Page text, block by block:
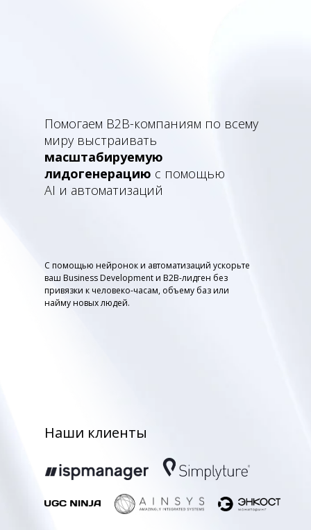
Помогаем B2B-компаниям по всему
миру выстраивать
масштабируемую
лидогенерацию с помощью
AI и автоматизаций
С помощью нейронок и автоматизаций ускорьте
ваш Business Development и B2B-лидген без
привязки к человеко-часам, объему баз или
найму новых людей.
Наши клиенты